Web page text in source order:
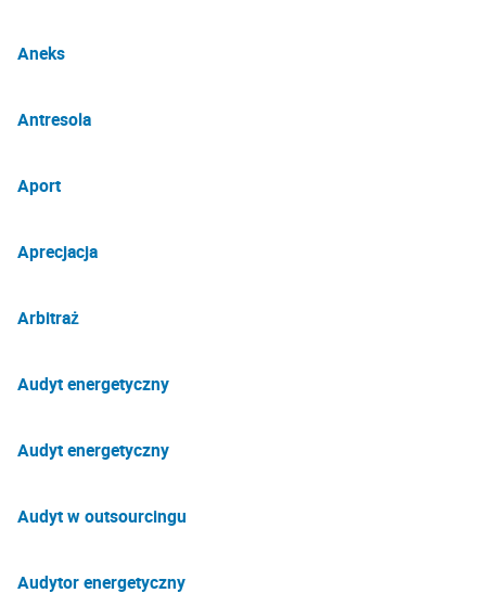
Aneks
Antresola
Aport
Aprecjacja
Arbitraż
Audyt energetyczny
Audyt energetyczny
Audyt w outsourcingu
Audytor energetyczny